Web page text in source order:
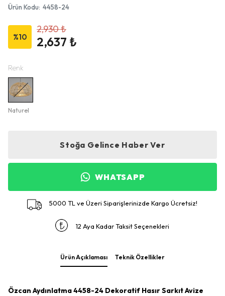
Ürün Kodu: 4458-24
%10
2,930 ₺
2,637 ₺
Renk
Naturel
Stoğa Gelince Haber Ver
WHATSAPP
5000 TL ve Üzeri Siparişlerinizde Kargo Ücretsiz!
12 Aya Kadar Taksit Seçenekleri
Ürün Açıklaması Teknik Özellikler
Özcan Aydınlatma 4458-24 Dekoratif Hasır Sarkıt Avize